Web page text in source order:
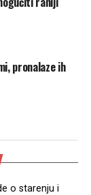
pronalaze ih
o starenju i